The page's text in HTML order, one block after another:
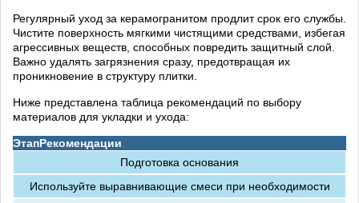
Регулярный уход за керамогранитом продлит срок его службы.
Чистите поверхность мягкими чистящими средствами, избегая
агрессивных веществ, способных повредить защитный слой.
Важно удалять загрязнения сразу, предотвращая их
проникновение в структуру плитки.
Ниже представлена таблица рекомендаций по выбору
материалов для укладки и ухода:
ЭтапРекомендации
Подготовка основания
Используйте выравнивающие смеси при необходимости